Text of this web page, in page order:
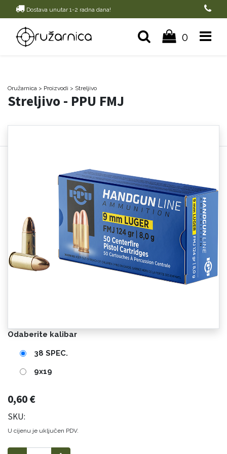
Dostava unutar 1-2 radna dana!
0
Oružarnica > Proizvodi > Streljivo
Streljivo - PPU FMJ
Odaberite kalibar
38 SPEC.
9x19
0,60€
SKU:
U cijenu je uključen PDV.